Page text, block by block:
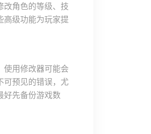
改角色的等级、技
高级功能为玩家提
使用修改器可能会
可预见的错误，尤
好先备份游戏数